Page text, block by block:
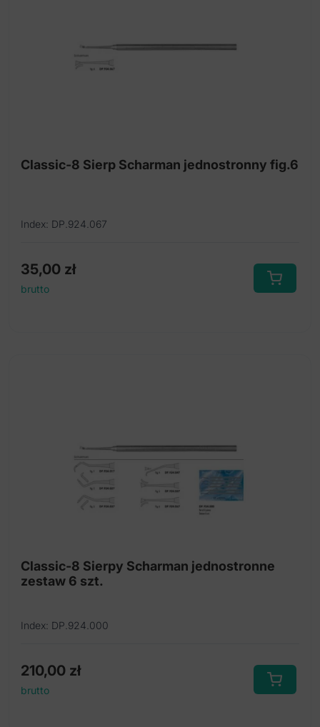
Classic-8 Sierp Scharman jednostronny fig.6
Index: DP.924.067
35,00 zł
brutto
Classic-8 Sierpy Scharman jednostronne
zestaw 6 szt.
Index: DP.924.000
210,00 zł
brutto